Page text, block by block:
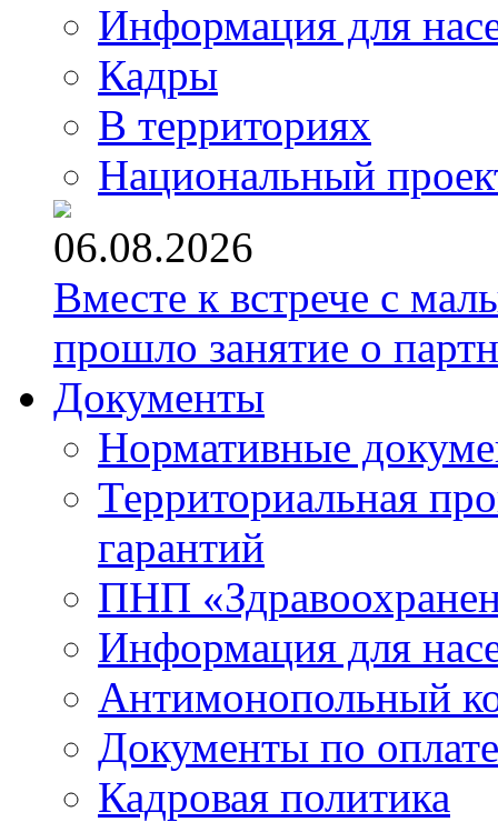
Информация для
Кадры
В территориях
Национальный
06.08.2026
Вместе к встрече с
прошло занятие о
Документы
Нормативные
Территориальная
гарантий
ПНП
Информация для
Антимонопольный
Документы по
Кадровая политика